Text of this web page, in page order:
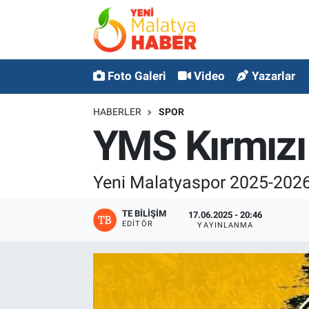
Foto Galeri Video Yazarlar
HABERLER SPOR
YMS
Yeni Malatyaspor 2025-
TE BILIŞIM
EDITÖR
17.06.2025 - 20:46
YAYINLANMA
Malatya Nöbetçi Eczaneler
Malatya Trafik Yoğunluk Haritası
Süper Lig Puan Durumu ve Fikstür
Tüm Manşetler